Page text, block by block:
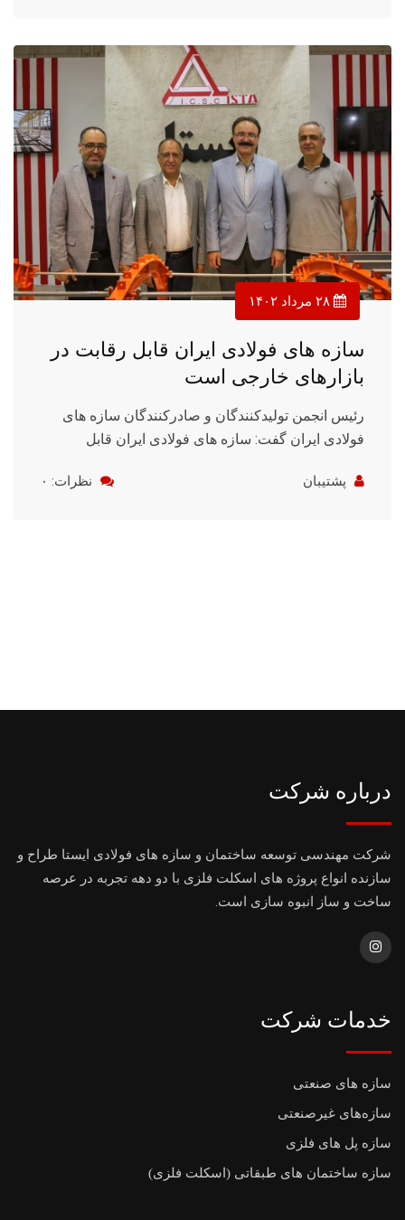
سازه های فولادی ایران قابل رقابت در
بازارهای خارجی است
رئیس انجمن تولیدکنندگان و صادرکنندگان سازه های
فولادی ایران گفت: سازه های فولادی ایران قابل
پشتیبان نظرات: ۰
درباره شرکت
شرکت مهندسی توسعه ساختمان و سازه های فولادی ایستا طراح و
سازنده انواع پروژه های اسکلت فلزی با دو دهه تجربه در عرصه
ساخت و ساز انبوه سازی است.
خدمات شرکت
سازه های صنعتی
سازه‌های غیرصنعتی
سازه پل های فلزی
سازه ساختمان های طبقاتی (اسکلت فلزی)